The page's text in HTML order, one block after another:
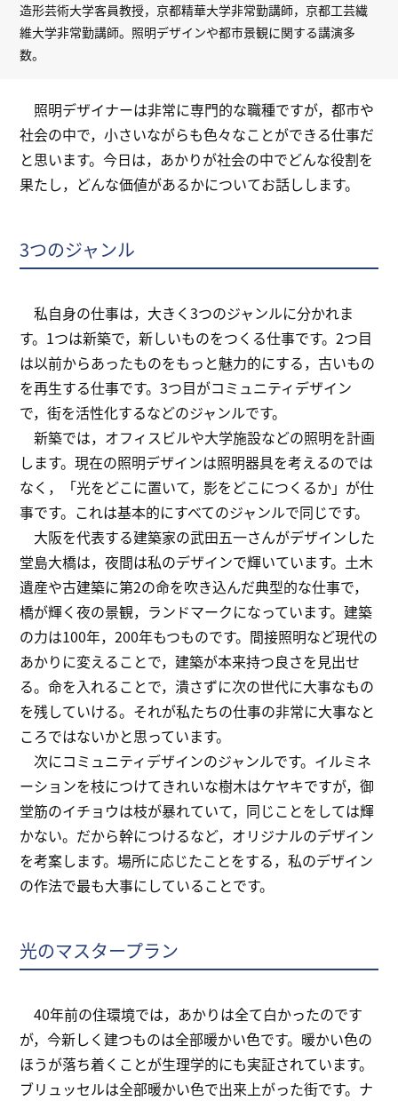
造形芸術大学客員教授，京都精華大学非常勤講師，京都工芸繊
維大学非常勤講師。照明デザインや都市景観に関する講演多
数。
照明デザイナーは非常に専門的な職種ですが，都市や
社会の中で，小さいながらも色々なことができる仕事だ
と思います。今日は，あかりが社会の中でどんな役割を
果たし，どんな価値があるかについてお話しします。
3つのジャンル
私自身の仕事は，大きく3つのジャンルに分かれま
す。1つは新築で，新しいものをつくる仕事です。2つ目
は以前からあったものをもっと魅力的にする，古いもの
を再生する仕事です。3つ目がコミュニティデザイン
で，街を活性化するなどのジャンルです。
新築では，オフィスビルや大学施設などの照明を計画
します。現在の照明デザインは照明器具を考えるのでは
なく，「光をどこに置いて，影をどこにつくるか」が仕
事です。これは基本的にすべてのジャンルで同じです。
大阪を代表する建築家の武田五一さんがデザインした
堂島大橋は，夜間は私のデザインで輝いています。土木
遺産や古建築に第2の命を吹き込んだ典型的な仕事で，
橋が輝く夜の景観，ランドマークになっています。建築
の力は100年，200年もつものです。間接照明など現代の
あかりに変えることで，建築が本来持つ良さを見出せ
る。命を入れることで，潰さずに次の世代に大事なもの
を残していける。それが私たちの仕事の非常に大事なと
ころではないかと思っています。
次にコミュニティデザインのジャンルです。イルミネ
ーションを枝につけてきれいな樹木はケヤキですが，御
堂筋のイチョウは枝が暴れていて，同じことをしては輝
かない。だから幹につけるなど，オリジナルのデザイン
を考案します。場所に応じたことをする，私のデザイン
の作法で最も大事にしていることです。
光のマスタープラン
40年前の住環境では，あかりは全て白かったのです
が，今新しく建つものは全部暖かい色です。暖かい色の
ほうが落ち着くことが生理学的にも実証されています。
ブリュッセルは全部暖かい色で出来上がった街です。ナ